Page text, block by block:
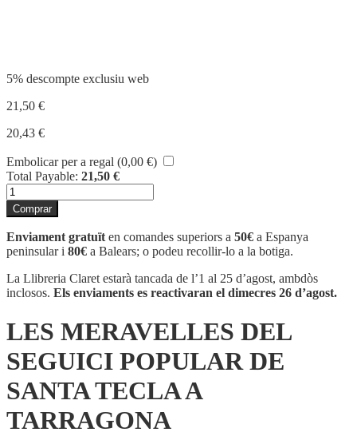
5% descompte exclusiu web
21,50 €
20,43 €
Embolicar per a regal (0,00 €)
Total Payable: 21,50 €
quantitat
de
LES
MERAVELLES
DEL
SEGUICI
POPULAR
DE
Comprar
Enviament gratuït en comandes superiors a 50€ a Espanya
peninsular i 80€ a Balears; o podeu recollir-lo a la botiga.
La Llibreria Claret estarà tancada de l’1 al 25 d’agost, ambdòs
inclosos. Els enviaments es reactivaran el dimecres 26 d’agost.
LES MERAVELLES DEL
SEGUICI POPULAR DE
SANTA TECLA A
TARRAGONA